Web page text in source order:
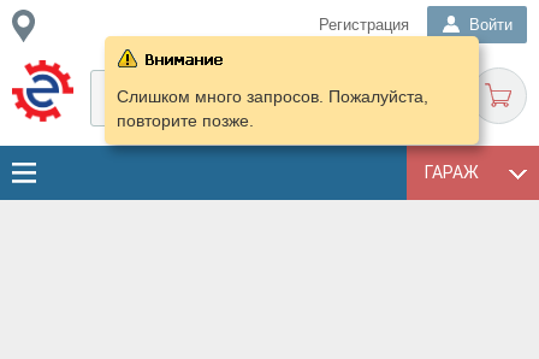
Регистрация Войти
ГАРАЖ
Слишком много запросов. Пожалуйста,
повторите позже.